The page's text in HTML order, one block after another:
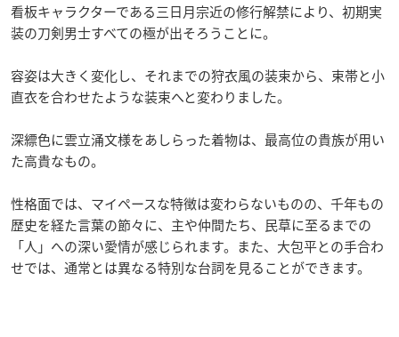
看板キャラクターである三日月宗近の修行解禁により、初期実
装の刀剣男士すべての極が出そろうことに。
容姿は大きく変化し、それまでの狩衣風の装束から、束帯と小
直衣を合わせたような装束へと変わりました。
深縹色に雲立涌文様をあしらった着物は、最高位の貴族が用い
た高貴なもの。
性格面では、マイペースな特徴は変わらないものの、千年もの
歴史を経た言葉の節々に、主や仲間たち、民草に至るまでの
「人」への深い愛情が感じられます。また、大包平との手合わ
せでは、通常とは異なる特別な台詞を見ることができます。